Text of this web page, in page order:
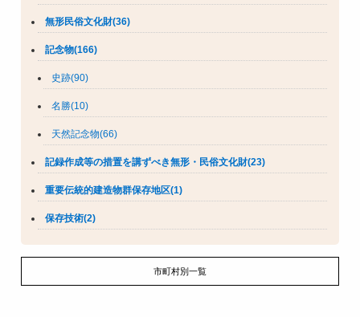
無形民俗文化財(36)
記念物(166)
史跡(90)
名勝(10)
天然記念物(66)
記録作成等の措置を講ずべき無形・民俗文化財(23)
重要伝統的建造物群保存地区(1)
保存技術(2)
市町村別一覧